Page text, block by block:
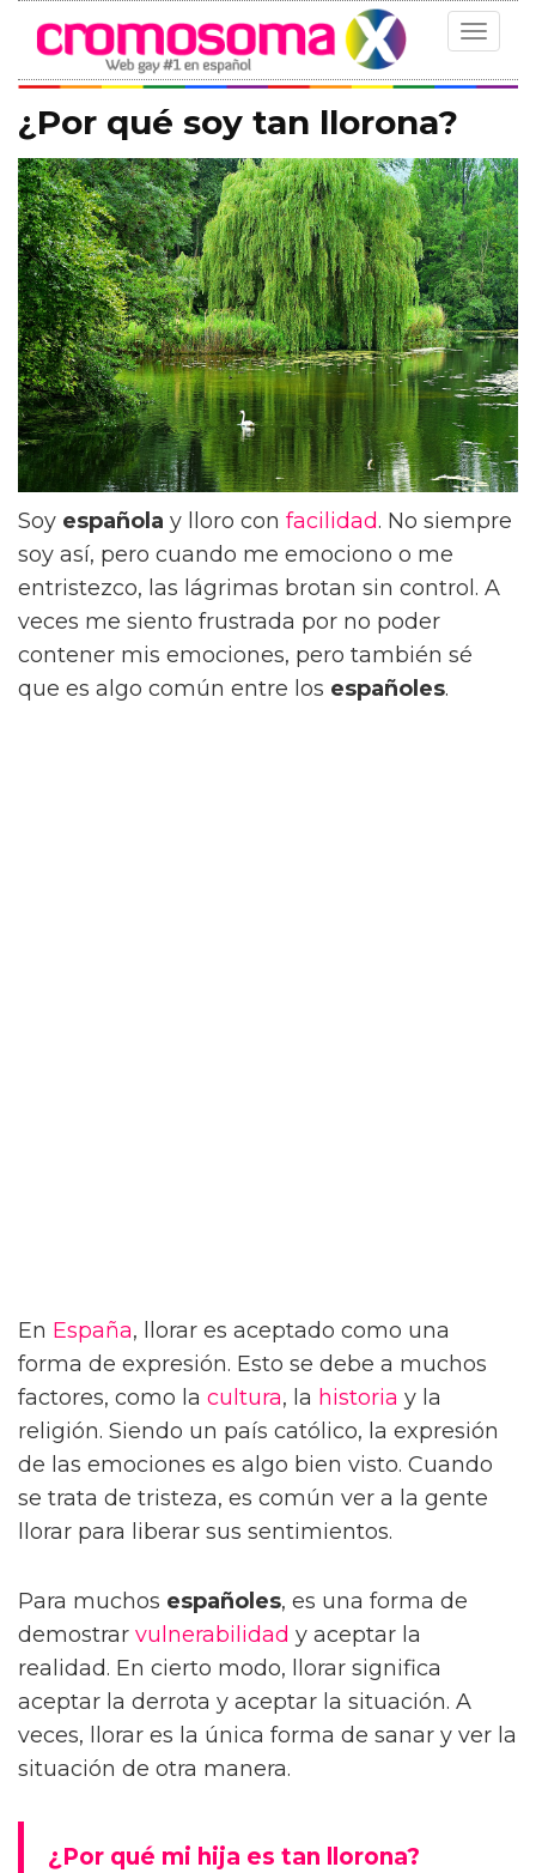
Toggle
¿Por qué soy tan llorona?
Soy española y lloro con facilidad. No siempre
soy así, pero cuando me emociono o me
entristezco, las lágrimas brotan sin control. A
veces me siento frustrada por no poder
contener mis emociones, pero también sé
que es algo común entre los españoles.
En España, llorar es aceptado como una
forma de expresión. Esto se debe a muchos
factores, como la cultura, la historia y la
religión. Siendo un país católico, la expresión
de las emociones es algo bien visto. Cuando
se trata de tristeza, es común ver a la gente
llorar para liberar sus sentimientos.
Para muchos españoles, es una forma de
demostrar vulnerabilidad y aceptar la
realidad. En cierto modo, llorar significa
aceptar la derrota y aceptar la situación. A
veces, llorar es la única forma de sanar y ver la
situación de otra manera.
¿Por qué mi hija es tan llorona?